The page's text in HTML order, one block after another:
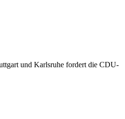
und Karlsruhe fordert die CDU-